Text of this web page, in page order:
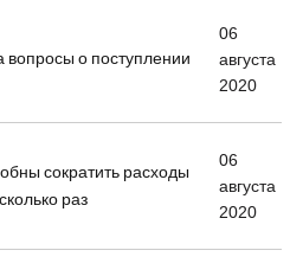
вопросы о поступлении
06
августа
2020
сократить расходы
раз
06
августа
2020